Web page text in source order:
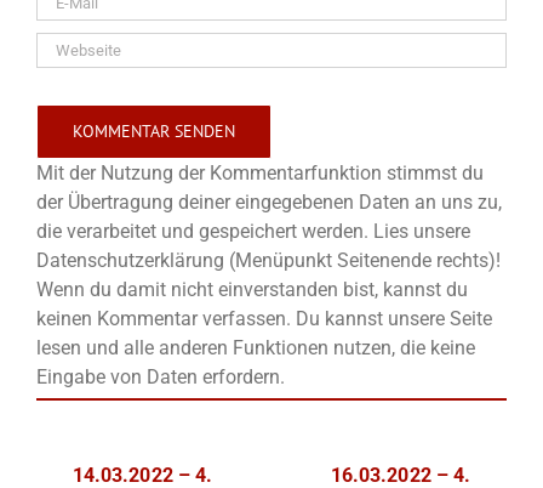
Mit der Nutzung der Kommentarfunktion stimmst du
der Übertragung deiner eingegebenen Daten an uns zu,
die verarbeitet und gespeichert werden. Lies unsere
Datenschutzerklärung (Menüpunkt Seitenende rechts)!
Wenn du damit nicht einverstanden bist, kannst du
keinen Kommentar verfassen. Du kannst unsere Seite
lesen und alle anderen Funktionen nutzen, die keine
Eingabe von Daten erfordern.
14.03.2022 – 4.
16.03.2022 – 4.